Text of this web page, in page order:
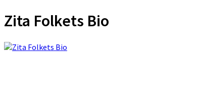
Zita Folkets Bio